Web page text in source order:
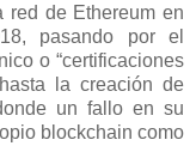
red de Ethereum en
pasando por el
o “certificaciones
la creación de
un fallo en su
blockchain como